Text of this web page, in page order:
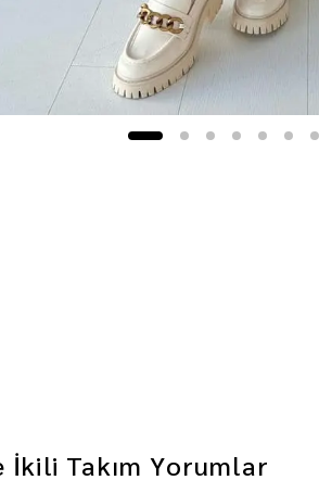
Takım Yorumlar